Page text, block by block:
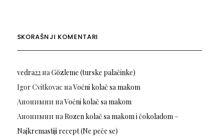
SKORAŠNJI KOMENTARI
vedra22наGözleme (turske palačinke)
Igor Cvitkovac наVoćni kolač sa makom
Анонимни наVoćni kolač sa makom
Анонимни наRozen kolač sa makom i čokoladom –
Najkremastiji recept (Ne peče se)